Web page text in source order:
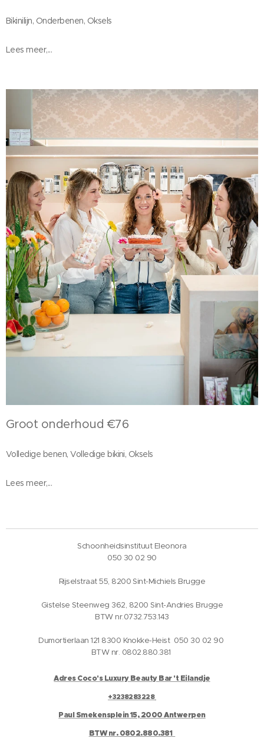
Bikinilijn, Onderbenen, Oksels
Lees meer,...
Groot onderhoud €76
Volledige benen, Volledige bikini, Oksels
Lees meer,...
Schoonheidsinstituut Eleonora
050 30 02 90
Rijselstraat 55, 8200 Sint-Michiels Brugge
Gistelse Steenweg 362, 8200 Sint-Andries Brugge
BTW nr.0732.753.143
Dumortierlaan 121 8300 Knokke-Heist 050 30 02 90
BTW nr. 0802.880.381
Adres Coco's Luxury Beauty Bar 't Eilandje
+3238283228
Paul Smekensplein 15, 2000 Antwerpen
BTW nr. 0802.880.381